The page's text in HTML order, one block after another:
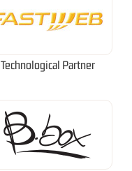
Technological Partner